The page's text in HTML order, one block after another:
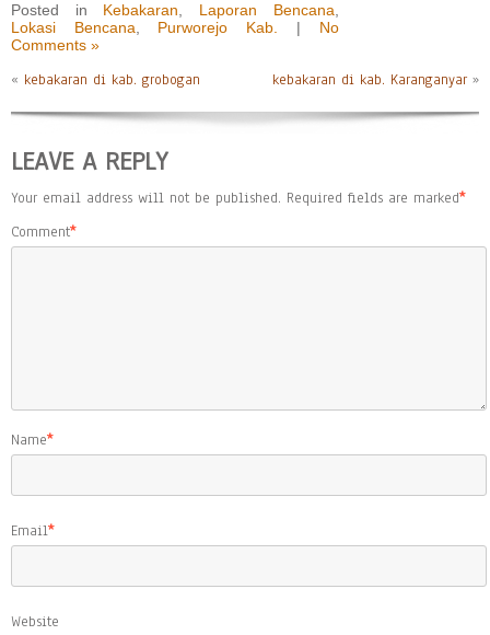
Posted in Kebakaran Laporan Bencana
Lokasi Bencana
Purworejo Kab. | No
Comments »
« kebakaran di kab. grobogan kebakaran di kab. Karanganyar »
LEAVE A REPLY
Your email address will not be published. Required fields are marked*
Comment*
Name*
Email*
Website